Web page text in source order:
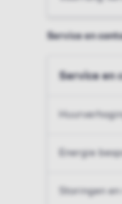
Service en
Service en
Energie
Storingen